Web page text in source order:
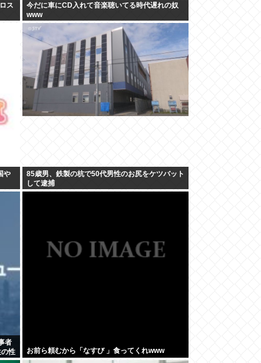
ス
今だに車にCD入れて音楽聴いてる時代遅れの奴
www
や
85歳男、鉄製の杭で50代男性のお尻をケツバット
して逮捕
者
性
お前ら頼むから「なすび 」食ってくれwww